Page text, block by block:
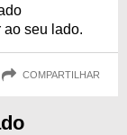
ao seu lado.
COMPARTILHAR